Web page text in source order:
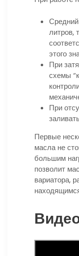
литров,
этого
При
схемы
При
Первые
масла не
большим
позволит
вариатора,